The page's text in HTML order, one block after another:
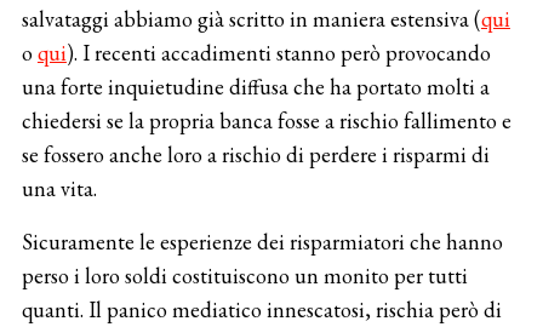
salvataggi abbiamo già scritto in maniera estensiva (qui
oqui). I recenti accadimenti stanno però provocando
una forte inquietudine diffusa che ha portato molti a
chiedersi se la propria banca fosse a rischio fallimento e
se fossero anche loro a rischio di perdere i risparmi di
una vita.
Sicuramente le esperienze dei risparmiatori che hanno
perso i loro soldi costituiscono un monito per tutti
quanti. Il panico mediatico innescatosi, rischia però di